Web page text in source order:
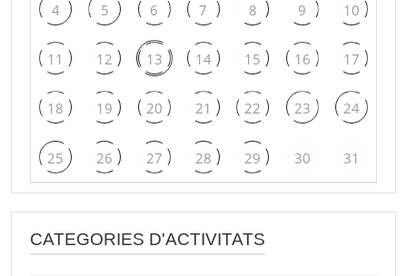
4 5 6 7 8 9 10
11 12 13 14 15 16 17
18 19 20 21 22 23 24
25 26 27 28 29 30 31
CATEGORIES D'ACTIVITATS